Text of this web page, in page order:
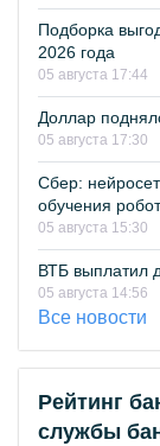
Подборка
2026 года
05 августа 17:44
Доллар
05 августа 17:30
Сбер:
обучения
05 августа 15:30
ВТБ выплатил
05 августа 14:56
Все новости
Рейтинг
службы